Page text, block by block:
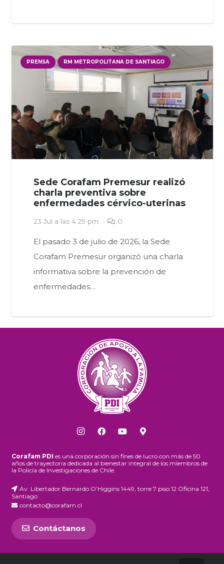
PRENSA RM METROPOLITANA DE SANTIAGO
Sede Corafam Premesur realizó
charla preventiva sobre
enfermedades cérvico-uterinas
23 Jul a las 4:29 pm 0
El pasado 3 de julio de 2026, la Sede
Corafam Premesur organizó una charla
informativa sobre la prevención de
enfermedades…
Corafam PDI es una corporación sin fines de lucro con más de 50
años de trayectoria dedicada al bienestar integral de los miembros de
la Policía de Investigaciones de Chile.
Av. Libertador Bernardo O’Higgins 1449, torre 7 piso 12 Oficina 121,
Santiago
contacto@corafam.cl
Contáctanos